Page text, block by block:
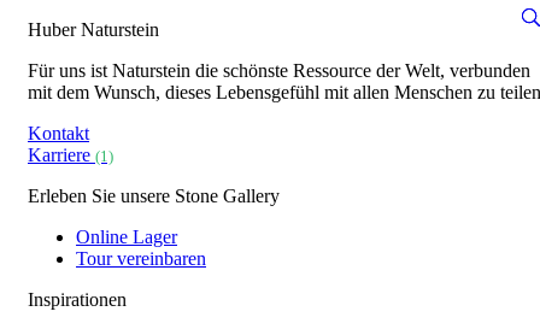
Huber Naturstein
Für uns ist Naturstein die schönste Ressource der Welt, verbunden
mit dem Wunsch, dieses Lebensgefühl mit allen Menschen zu
Kontakt
Karriere (1)
Erleben Sie unsere Stone Gallery
Online Lager
Tour vereinbaren
Inspirationen